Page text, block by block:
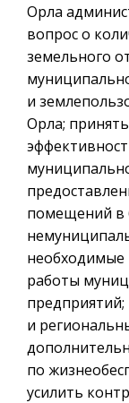
Орла
вопрос о
земельного
и
Орла;
помещений в
работы
и
по
усилить